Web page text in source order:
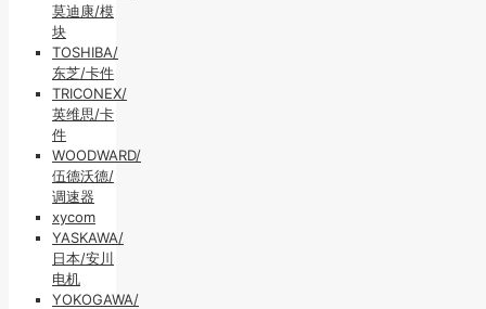
莫迪康/模
块
TOSHIBA/
东芝/卡件
TRICONEX/
英维思/卡
件
WOODWARD/
伍德沃德/
调速器
xycom
YASKAWA/
日本/安川
电机
YOKOGAWA/